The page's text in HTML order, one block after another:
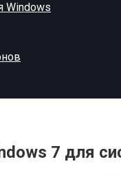
Windows
7 для